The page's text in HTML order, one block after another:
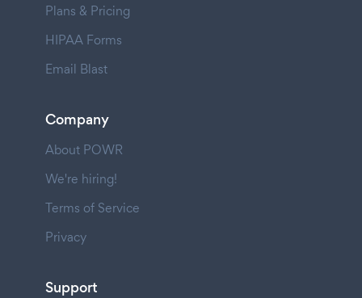
Plans & Pricing
HIPAA Forms
Email Blast
Company
About POWR
We're hiring!
Terms of Service
Privacy
Support